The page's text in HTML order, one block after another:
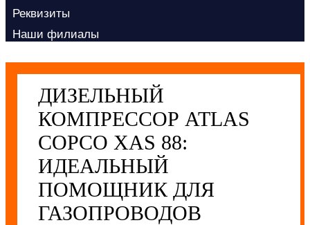
Реквизиты
Наши филиалы
ДИЗЕЛЬНЫЙ
КОМПРЕССОР ATLAS
COPCO XAS 88:
ИДЕАЛЬНЫЙ
ПОМОЩНИК ДЛЯ
ГАЗОПРОВОДОВ